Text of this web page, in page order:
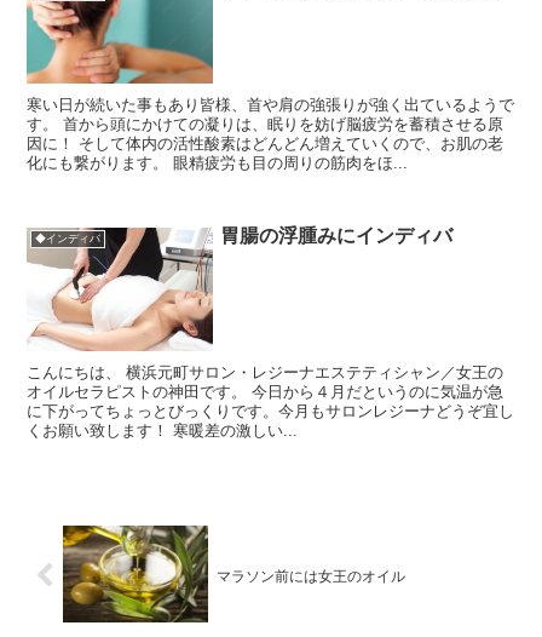
寒い日が続いた事もあり皆様、首や肩の強張りが強く出ているようで
す。 首から頭にかけての凝りは、眠りを妨げ脳疲労を蓄積させる原
因に！ そして体内の活性酸素はどんどん増えていくので、お肌の老
化にも繋がります。 眼精疲労も目の周りの筋肉をほ...
◆インディバ 胃腸の浮腫みにインディバ
こんにちは、 横浜元町サロン・レジーナエステティシャン／女王の
オイルセラピストの神田です。 今日から４月だというのに気温が急
に下がってちょっとびっくりです。今月もサロンレジーナどうぞ宜し
くお願い致します！ 寒暖差の激しい...
マラソン前には女王のオイル